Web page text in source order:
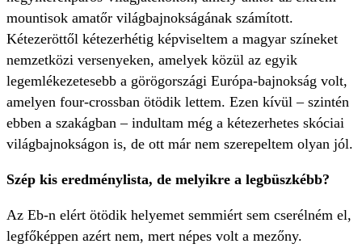
mountisok amatőr világbajnokságának számított.
Kétezeröttől kétezerhétig képviseltem a magyar színeket
nemzetközi versenyeken, amelyek közül az egyik
legemlékezetesebb a görögországi Európa-bajnokság volt,
amelyen four-crossban ötödik lettem. Ezen kívül – szintén
ebben a szakágban – indultam még a kétezerhetes skóciai
világbajnokságon is, de ott már nem szerepeltem olyan jól.
Szép kis eredménylista, de melyikre a legbüszkébb?
Az Eb-n elért ötödik helyemet semmiért sem cserélném el,
legfőképpen azért nem, mert népes volt a mezőny.